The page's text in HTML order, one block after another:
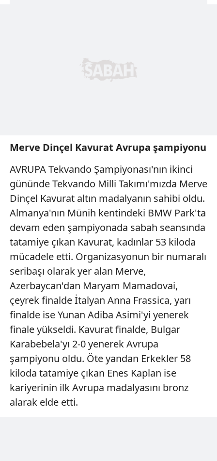
Merve Dinçel Kavurat Avrupa şampiyonu
AVRUPA Tekvando Şampiyonası'nın ikinci
gününde Tekvando Milli Takımı'mızda Merve
Dinçel Kavurat altın madalyanın sahibi oldu.
Almanya'nın Münih kentindeki BMW Park'ta
devam eden şampiyonada sabah seansında
tatamiye çıkan Kavurat, kadınlar 53 kiloda
mücadele etti. Organizasyonun bir numaralı
seribaşı olarak yer alan Merve,
Azerbaycan'dan Maryam Mamadovai,
çeyrek finalde İtalyan Anna Frassica, yarı
finalde ise Yunan Adiba Asimi'yi yenerek
finale yükseldi. Kavurat finalde, Bulgar
Karabebela'yı 2-0 yenerek Avrupa
şampiyonu oldu. Öte yandan Erkekler 58
kiloda tatamiye çıkan Enes Kaplan ise
kariyerinin ilk Avrupa madalyasını bronz
alarak elde etti.